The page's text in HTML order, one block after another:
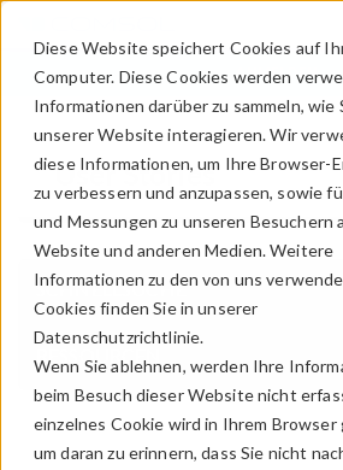
Diese Website speichert Cookies auf
Computer. Diese Cookies werden
Informationen darüber zu sammeln, wie
unserer Website interagieren. Wir
diese Informationen, um Ihre Browser-
zu verbessern und anzupassen, sowie
und Messungen zu unseren Besuchern
Website und anderen Medien. Weitere
Informationen zu den von uns
Cookies finden Sie in unserer
Datenschutzrichtlinie.
Wenn Sie ablehnen, werden Ihre
beim Besuch dieser Website nicht
einzelnes Cookie wird in Ihrem Browser
um daran zu erinnern, dass Sie nicht
ANMELDEN
User Stories
SCHNELLSUCHE
RESSOURCEN